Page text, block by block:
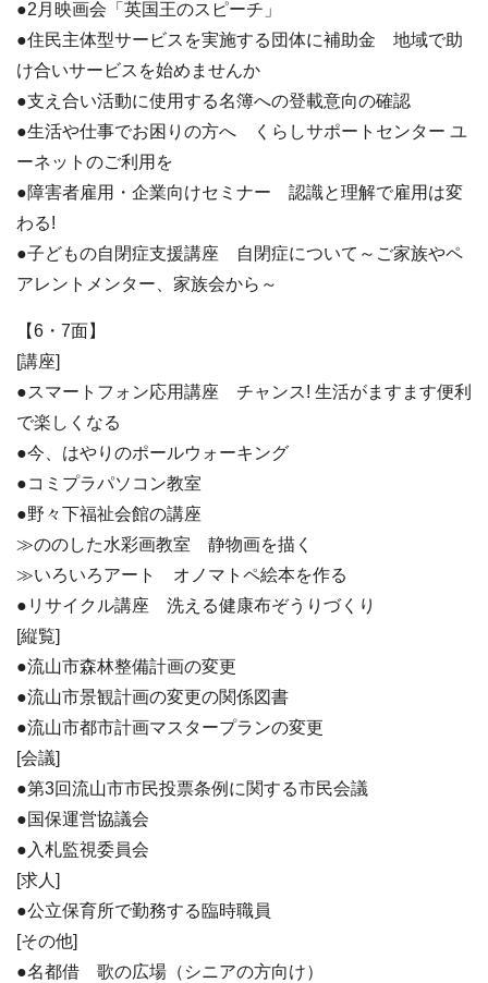
●2月映画会「英国王のスピーチ」
●住民主体型サービスを実施する団体に補助金 地域で助
け合いサービスを始めませんか
●支え合い活動に使用する名簿への登載意向の確認
●生活や仕事でお困りの方へ くらしサポートセンター ユ
ーネットのご利用を
●障害者雇用・企業向けセミナー 認識と理解で雇用は変
わる!
●子どもの自閉症支援講座 自閉症について～ご家族やペ
アレントメンター、家族会から～
【6・7面】
[講座]
●スマートフォン応用講座 チャンス! 生活がますます便利
で楽しくなる
●今、はやりのポールウォーキング
●コミプラパソコン教室
●野々下福祉会館の講座
≫ののした水彩画教室 静物画を描く
≫いろいろアート オノマトペ絵本を作る
●リサイクル講座 洗える健康布ぞうりづくり
[縦覧]
●流山市森林整備計画の変更
●流山市景観計画の変更の関係図書
●流山市都市計画マスタープランの変更
[会議]
●第3回流山市市民投票条例に関する市民会議
●国保運営協議会
●入札監視委員会
[求人]
●公立保育所で勤務する臨時職員
[その他]
●名都借 歌の広場（シニアの方向け）